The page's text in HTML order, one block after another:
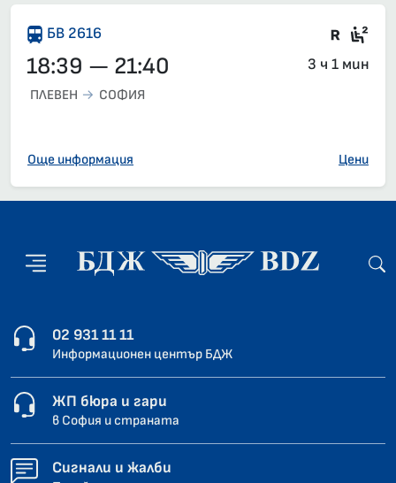
БВ 2616 Влак
18:39 — 21:40 3 ч 1 мин
ПЛЕВЕН СОФИЯ
Още информация Цени
02 931 11 11
Информационен център БДЖ
ЖП бюра и гари
в София и страната
Сигнали и жалби